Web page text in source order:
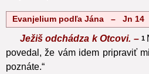
Evanjelium podľa Jána – Jn 14
Ježiš odchádza k Otcovi. – 1
povedal, že vám idem pripraviť
poznáte.“